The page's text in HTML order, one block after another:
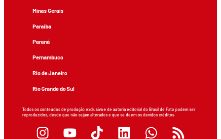
Minas Gerais
Paraíba
Paraná
Pernambuco
Rio de Janeiro
Rio Grande do Sul
Todos os conteúdos de produção exclusiva e de autoria editorial do Brasil de Fato podem ser
reproduzidos, desde que não sejam alterados e que se deem os devidos créditos.